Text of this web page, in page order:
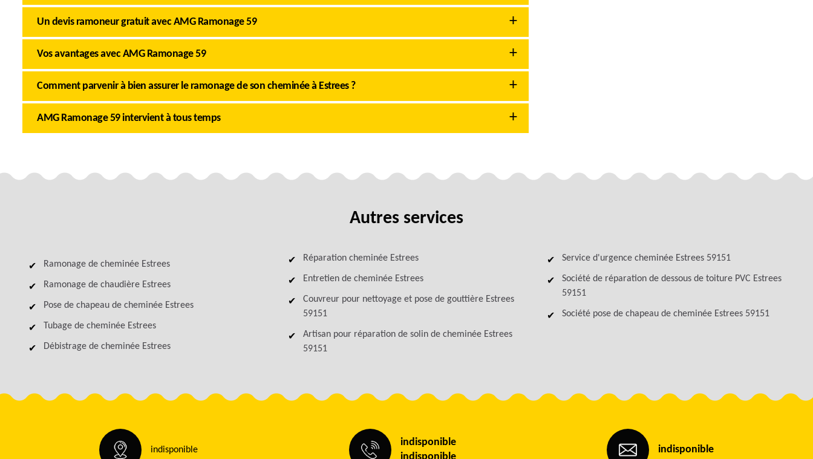
Un devis ramoneur gratuit avec AMG Ramonage 59
Vos avantages avec AMG Ramonage 59
Comment parvenir à bien assurer le ramonage de son cheminée à Estrees ?
AMG Ramonage 59 intervient à tous temps
Autres services
Ramonage de cheminée Estrees
Ramonage de chaudière Estrees
Pose de chapeau de cheminée Estrees
Tubage de cheminée Estrees
Débistrage de cheminée Estrees
Réparation cheminée Estrees
Entretien de cheminée Estrees
Couvreur pour nettoyage et pose de gouttière Estrees
59151
Artisan pour réparation de solin de cheminée Estrees
59151
Service d'urgence cheminée Estrees 59151
Société de réparation de dessous de toiture PVC Estrees
59151
Société pose de chapeau de cheminée Estrees 59151
indisponible
indisponible
indisponible